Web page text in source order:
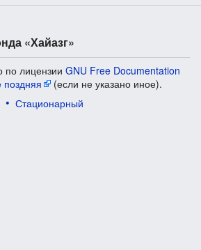
«Хайазг»
по лицензии GNU Free Documentation
(если не указано иное).
Стационарный